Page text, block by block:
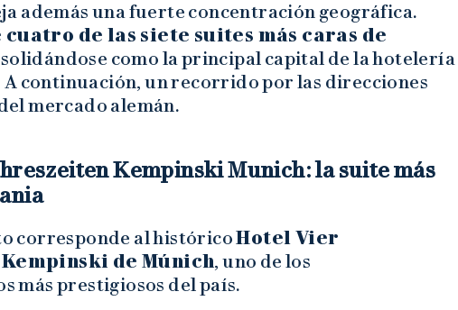
además una fuerte concentración geográfica.
de las siete suites más caras de
como la principal capital de la hotelería
A continuación, un recorrido por las direcciones
mercado alemán.
Kempinski Munich: la suite más
corresponde al históricoHotel Vier
de Múnich, uno de los
más prestigiosos del país.